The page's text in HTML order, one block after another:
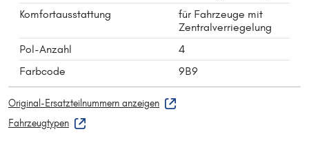
Komfortausstattung
für Fahrzeuge mit
Zentralverriegelung
Pol-Anzahl
4
Farbcode
9B9
Original-Ersatzteilnummern anzeigen
Fahrzeugtypen